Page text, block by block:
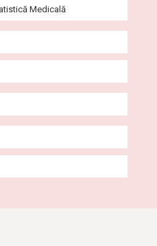
Medicală
vizitatori